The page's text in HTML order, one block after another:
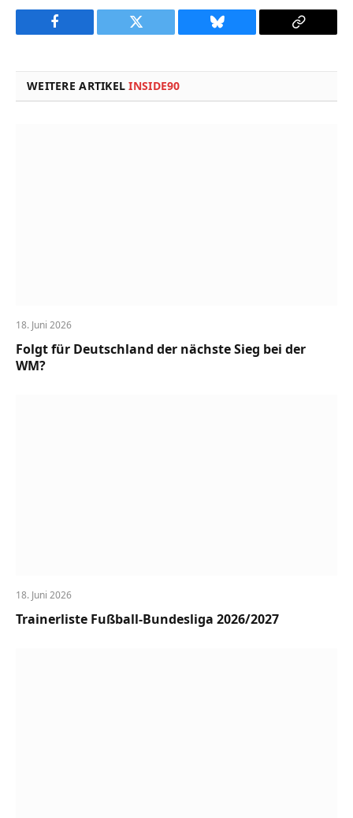
Facebook Twitter Bluesky
Copy
WEITERE ARTIKELINSIDE90
18. Juni 2026
Folgt für Deutschland der nächste Sieg bei der
WM?
18. Juni 2026
Trainerliste Fußball-Bundesliga 2026/2027